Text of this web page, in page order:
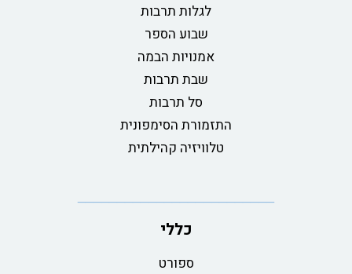
לגלות תרבות
שבוע הספר
אמנויות הבמה
שבת תרבות
סל תרבות
התזמורת הסימפונית
טלוויזיה קהילתית
כללי
ספורט